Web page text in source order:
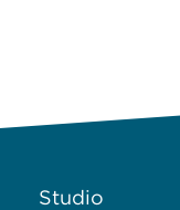
Studio